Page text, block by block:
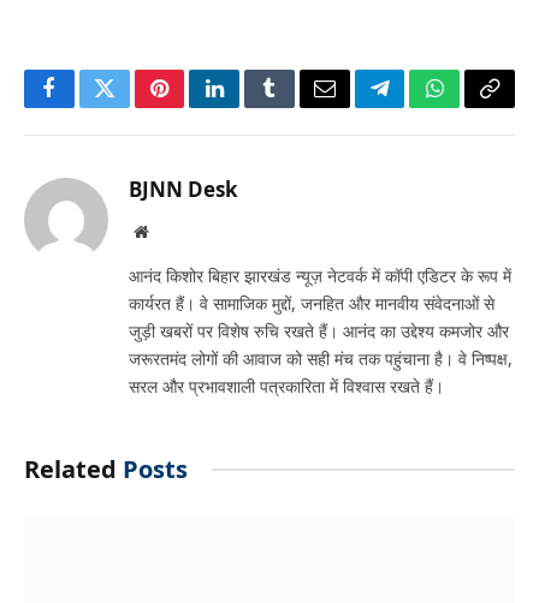
FacebookTwitterPinterestLinkedInTumblrEmailTelegramWhatsApp
Copy
BJNN Desk
Website
आनंद किशोर बिहार झारखंड न्यूज़ नेटवर्क में कॉपी एडिटर के रूप में
कार्यरत हैं। वे सामाजिक मुद्दों, जनहित और मानवीय संवेदनाओं से
जुड़ी खबरों पर विशेष रुचि रखते हैं। आनंद का उद्देश्य कमजोर और
जरूरतमंद लोगों की आवाज को सही मंच तक पहुंचाना है। वे निष्पक्ष,
सरल और प्रभावशाली पत्रकारिता में विश्वास रखते हैं।
Related Posts